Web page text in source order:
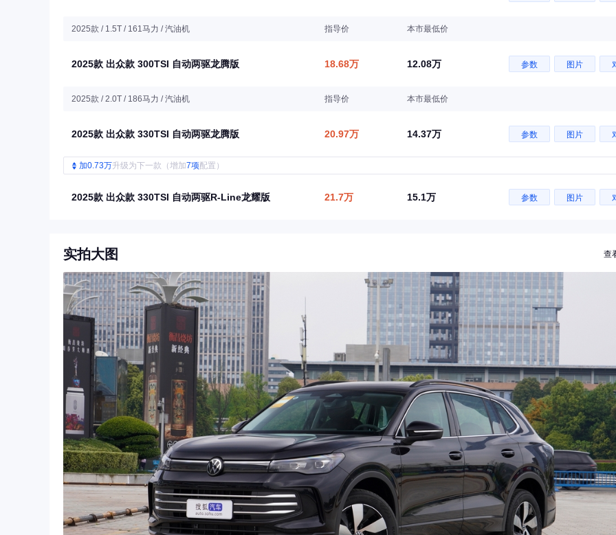
2025款 / 1.5T / 161马力 / 汽油机 指导价 本市最低价
2025款 出众款 300TSI 自动两驱龙腾版 18.68万 12.08万 参数 图片
2025款 / 2.0T / 186马力 / 汽油机 指导价 本市最低价
2025款 出众款 330TSI 自动两驱龙腾版 20.97万 14.37万 参数 图片
加0.73万升级为下一款（增加7项配置）
2025款 出众款 330TSI 自动两驱R-Line龙耀版 21.7万 15.1万 参数 图片
实拍大图 查